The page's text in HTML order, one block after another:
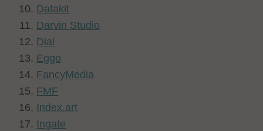
Datakit
Darvin Studio
Dial
Eggo
FancyMedia
FMF
Index.art
Ingate